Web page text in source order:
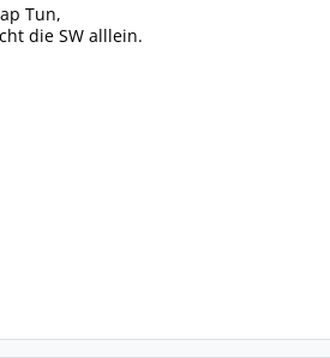
Tun,
die SW alllein.